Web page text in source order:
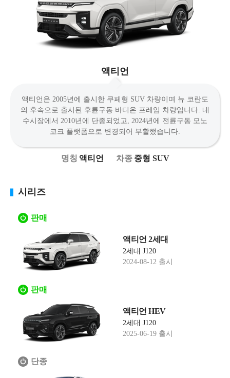
액티언
액티언은 2005년에 출시한 쿠페형 SUV 차량이며 뉴 코란도
의 후속으로 출시된 후륜구동 바디온 프레임 차량입니다. 내
수시장에서 2010년에 단종되었고, 2024년에 전륜구동 모노
코크 플랫폼으로 변경되어 부활했습니다.
액티언 중형 SUV
시리즈
판매
액티언 2세대
2세대 J120
2024-08-12 출시
판매
액티언 HEV
2세대 J120
2025-06-19 출시
단종